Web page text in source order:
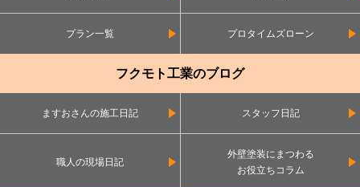
プラン一覧 プロタイムズローン
フクモト工業のブログ
ますおさんの施工日記 スタッフ日記
職人の現場日記
外壁塗装にまつわる
お役立ちコラム